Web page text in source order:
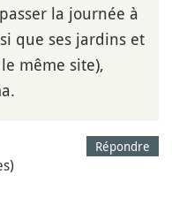
la journée à
que ses jardins et
même site),
Répondre